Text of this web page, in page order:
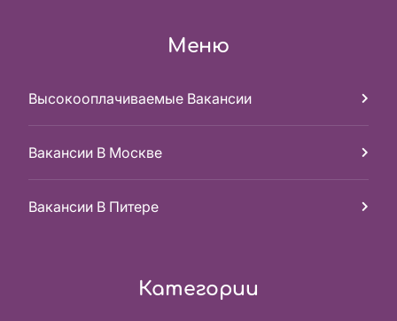
Меню
Высокооплачиваемые Вакансии
Вакансии В Москве
Вакансии В Питере
Категории